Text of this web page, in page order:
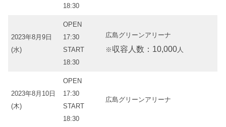
18:30
2023年8月9日
(水)
OPEN
17:30
START
18:30
広島グリーンアリーナ
※ 収容人数：10,000 人
2023年8月10日
(木)
OPEN
17:30
START
18:30
広島グリーンアリーナ